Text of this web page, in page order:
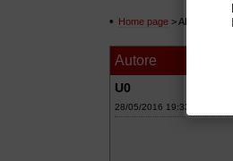
Home page > AREE DI
Autore
U0
28/05/2016 19:33